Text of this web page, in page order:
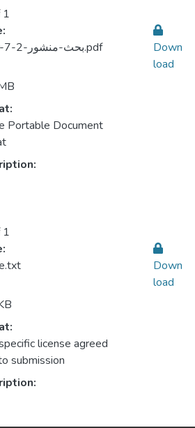
1
بحث-منشور-2-7-2020.pdf
Portable Document
Down
load
1
license agreed
submission
Down
load